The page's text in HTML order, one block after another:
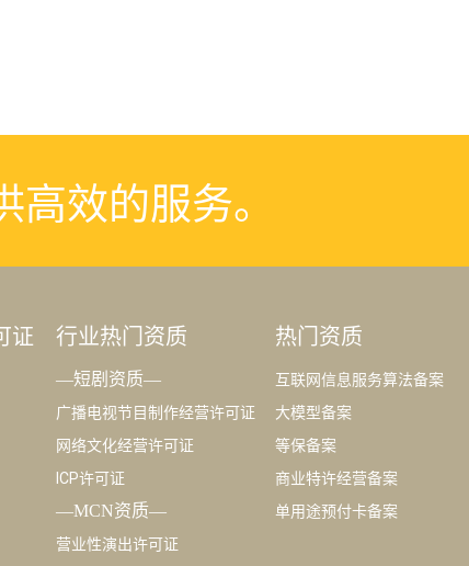
效的服务。
证 行业热门资质
—短剧资质—
广播电视节目制作经营许可证
网络文化经营许可证
ICP许可证
—MCN资质—
营业性演出许可证
热门资质
互联网信息服务算法备案
大模型备案
等保备案
商业特许经营备案
单用途预付卡备案